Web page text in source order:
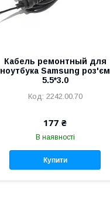
Кабель ремонтный для
ноутбука Samsung роз'єм
5.5*3.0
2242.00.70
177 ₴
В наявності
Купити